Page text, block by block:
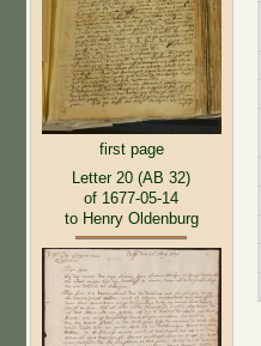
first page
Letter 20 (AB 32)
of 1677-05-14
to Henry Oldenburg